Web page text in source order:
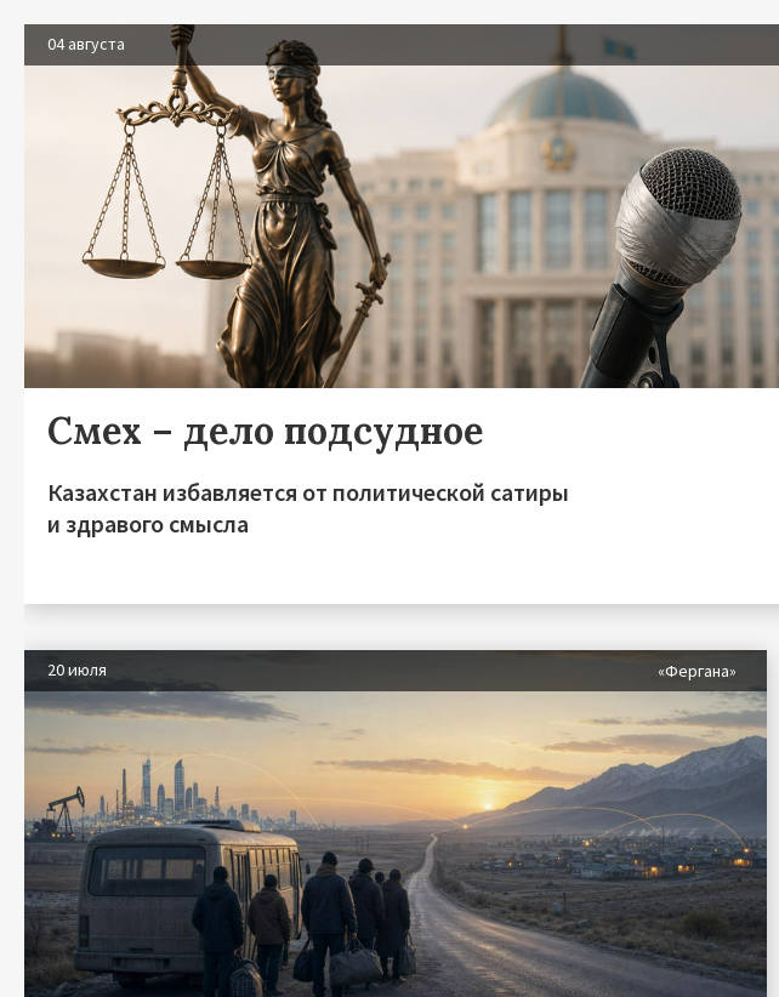
04 августа
Смех – дело подсудное
Казахстан избавляется от политической сатиры
и здравого смысла
20 июля «Фергана»